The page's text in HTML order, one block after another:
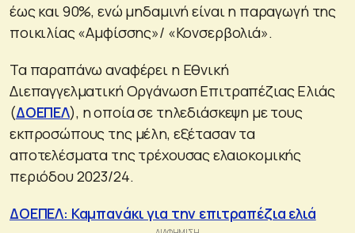
έως και 90%, ενώ μηδαμινή είναι η παραγωγή της
ποικιλίας «Αμφίσσης»/ «Κονσερβολιά».
Τα παραπάνω αναφέρει η Εθνική
Διεπαγγελματική Οργάνωση Επιτραπέζιας Ελιάς
(ΔΟΕΠΕΛ), η οποία σε τηλεδιάσκεψη με τους
εκπροσώπους της μέλη, εξέτασαν τα
αποτελέσματα της τρέχουσας ελαιοκομικής
περιόδου 2023/24.
ΔΟΕΠΕΛ: Καμπανάκι για την επιτραπέζια ελιά